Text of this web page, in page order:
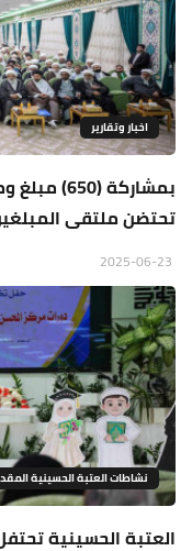
اخبار وتقارير
بمشاركة
تحتضن ملتقى
نشاطات العتبة الحسينية